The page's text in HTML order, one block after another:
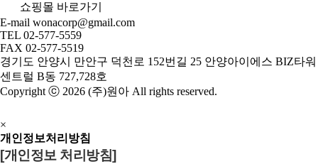
쇼핑몰 바로가기
E-mail wonacorp@gmail.com
TEL 02-577-5559
FAX 02-577-5519
경기도 안양시 만안구 덕천로 152번길 25 안양아이에스 BIZ타워
센트럴 B동 727,728호
Copyright ⓒ 2026 (주)원아 All rights reserved.
×
개인정보처리방침
[개인정보 처리방침]